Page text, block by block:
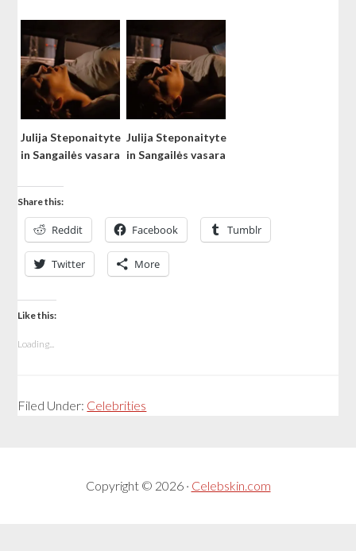
Julija Steponaityte
in Sangailės vasara
Julija Steponaityte
in Sangailės vasara
Share this:
Reddit Facebook Tumblr
Twitter More
Like this:
Loading...
Filed Under: Celebrities
Copyright © 2026 · Celebskin.com